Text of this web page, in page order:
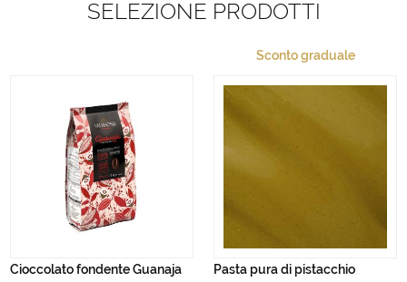
SELEZIONE PRODOTTI
Cioccolato fondente Guanaja
Sconto graduale
Pasta pura di pistacchio